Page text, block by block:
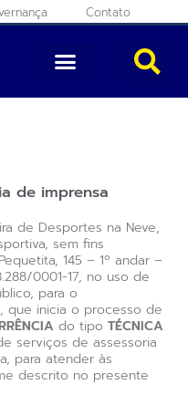
Contato
de imprensa
de Desportes na Neve,
sem fins
145 – 1º andar –
0001-17, no uso de
para o
que inicia o processo de
do tipo TÉCNICA
serviços de assessoria
para atender às
descrito no presente